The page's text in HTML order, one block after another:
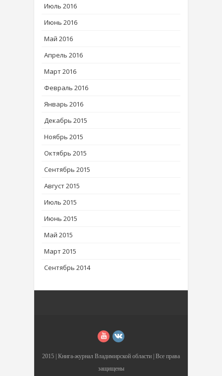
Июль 2016
Июнь 2016
Май 2016
Апрель 2016
Март 2016
Февраль 2016
Январь 2016
Декабрь 2015
Ноябрь 2015
Октябрь 2015
Сентябрь 2015
Август 2015
Июль 2015
Июнь 2015
Май 2015
Март 2015
Сентябрь 2014
2015 | Книга-журнал Владимирской области | Все права
защищены